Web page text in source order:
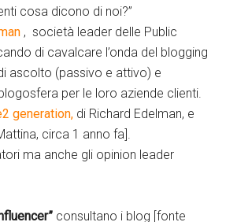
cosa dicono di noi?”
, società leader delle Public
di cavalcare l’onda del blogging
ascolto (passivo e attivo) e
per le loro aziende clienti.
generation, di Richard Edelman, e
circa 1 anno fa].
ma anche gli opinion leader
consultano i blog [fonte